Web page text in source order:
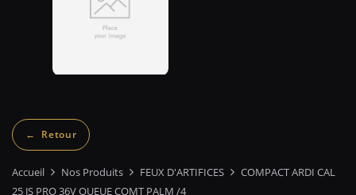
Accueil Nos Produits FEUX D'ARTIFICES
COMPACT ARDI CAL
25 JS PRO 36V QUEUE COMT PALM /4